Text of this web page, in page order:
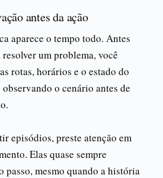
antes da ação
aparece o tempo todo. Antes
resolver um problema, você
rotas, horários e o estado do
o cenário antes de
episódios, preste atenção em
Elas quase sempre
passo, mesmo quando a história